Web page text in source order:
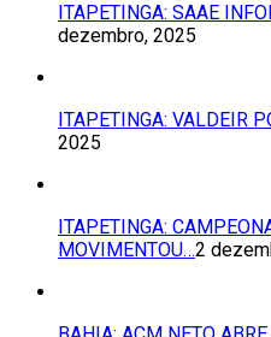
ITAPETINGA: SAAE
dezembro, 2025
ITAPETINGA: VALDEIR
2025
ITAPETINGA:
MOVIMENTOU…2